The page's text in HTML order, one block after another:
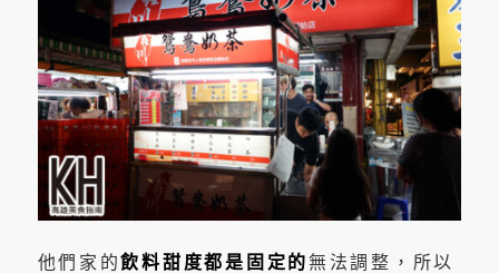
他們家的飲料甜度都是固定的無法調整，所以